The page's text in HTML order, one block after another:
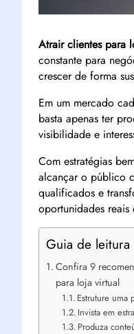
Atrair clientes para
constante para
crescer de forma
Em um mercado
basta apenas ter
visibilidade e
Com estratégias
alcançar o público
qualificados e
oportunidades
Guia de leitura
Confira 9
para loja virtual
Estruture uma
Invista em
Produza